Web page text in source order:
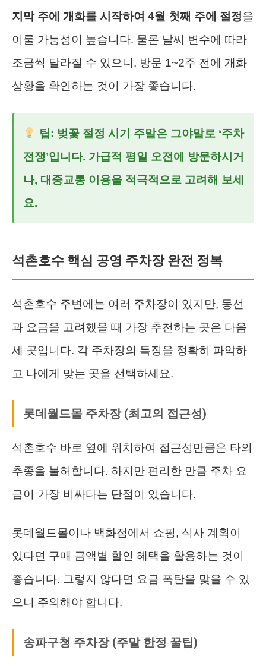
지막 주에 개화를 시작하여 4월 첫째 주에 절정을
이룰 가능성이 높습니다. 물론 날씨 변수에 따라
조금씩 달라질 수 있으니, 방문 1~2주 전에 개화
상황을 확인하는 것이 가장 좋습니다.
팁: 벚꽃 절정 시기 주말은 그야말로 ‘주차
전쟁’입니다. 가급적 평일 오전에 방문하시거
나, 대중교통 이용을 적극적으로 고려해 보세
요.
석촌호수 핵심 공영 주차장 완전 정복
석촌호수 주변에는 여러 주차장이 있지만, 동선
과 요금을 고려했을 때 가장 추천하는 곳은 다음
세 곳입니다. 각 주차장의 특징을 정확히 파악하
고 나에게 맞는 곳을 선택하세요.
롯데월드몰 주차장 (최고의 접근성)
석촌호수 바로 옆에 위치하여 접근성만큼은 타의
추종을 불허합니다. 하지만 편리한 만큼 주차 요
금이 가장 비싸다는 단점이 있습니다.
롯데월드몰이나 백화점에서 쇼핑, 식사 계획이
있다면 구매 금액별 할인 혜택을 활용하는 것이
좋습니다. 그렇지 않다면 요금 폭탄을 맞을 수 있
으니 주의해야 합니다.
송파구청 주차장 (주말 한정 꿀팁)